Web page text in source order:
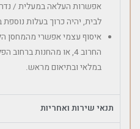
אפשרות העלאה במעלית /
לבית, יהיה כרוך בעלות
איסוף עצמי אפשרי מהמחסן
במלאי ובתיאום מראש.
תנאי שירות ואחריות